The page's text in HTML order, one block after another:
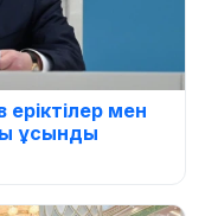
мен
ұсынды